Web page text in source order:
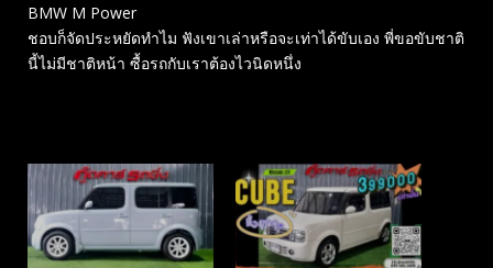
BMW M Power
ชอบก็จัดประหยัดทำไม ฟังเขาเล่าหรือจะเท่าได้ขับเอง พี่ขอขับชาติ
นี้ไม่มีชาติหน้า ซื้อรถกับเราต้องไวนิดหนึ่ง